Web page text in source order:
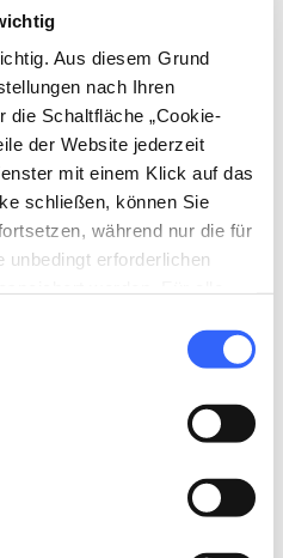
Aus diesem Grund
nach Ihren
die Schaltfläche „Cookie-
der Website jederzeit
mit einem Klick auf das
schließen, können Sie
während nur die für
unbedingt erforderlichen
, nicht weit von
sich die schöne
Groppodalosioaus
Kastanienhainen des
ist. Die Brücke mit
Bogen führt über den